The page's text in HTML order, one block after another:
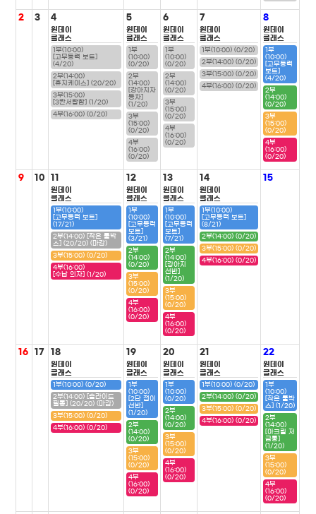
2 3 4
원데이
클래스
1부(10:00)
[고무동력 보트]
(4/20)
2부(14:00)
[휴지케이스] (20/20)
3부(15:00)
[3칸서랍함] (1/20)
4부(16:00) (0/20)
5
원데이
클래스
1부
(10:00)
(0/20)
2부
(14:00)
[강아지자
동차]
(1/20)
3부
(15:00)
(0/20)
4부
(16:00)
(0/20)
6
원데이
클래스
1부
(10:00)
(0/20)
2부
(14:00)
(0/20)
3부
(15:00)
(0/20)
4부
(16:00)
(0/20)
7
원데이
클래스
1부(10:00) (0/20)
2부(14:00) (0/20)
3부(15:00) (0/20)
4부(16:00) (0/20)
8
원데이
클래스
1부
(10:00)
[고무동력
보트]
(4/20)
2부
(14:00)
(0/20)
3부
(15:00)
(0/20)
4부
(16:00)
(0/20)
9 10 11
원데이
클래스
1부(10:00)
[고무동력 보트]
(17/21)
2부(14:00) [작은 툴박
스] (20/20) (마감)
3부(15:00) (0/20)
4부(16:00)
[수납 의자] (1/20)
12
원데이
클래스
1부
(10:00)
[고무동력
보트]
(3/21)
2부
(14:00)
(0/20)
3부
(15:00)
(0/20)
4부
(16:00)
(0/20)
13
원데이
클래스
1부
(10:00)
[고무동력
보트]
(7/21)
2부
(14:00)
[강아지
선반]
(1/20)
3부
(15:00)
(0/20)
4부
(16:00)
(0/20)
14
원데이
클래스
1부(10:00)
[고무동력 보트]
(8/21)
2부(14:00) (0/20)
3부(15:00) (0/20)
4부(16:00) (0/20)
15
16 17 18
원데이
클래스
1부(10:00) (0/20)
2부(14:00) [슬라이드
필통] (20/20) (마감)
3부(15:00) (0/20)
4부(16:00) (0/20)
19
원데이
클래스
1부
(10:00)
[2단 접이
선반]
(1/20)
2부
(14:00)
(0/20)
3부
(15:00)
(0/20)
4부
(16:00)
(0/20)
20
원데이
클래스
1부
(10:00)
(0/20)
2부
(14:00)
(0/20)
3부
(15:00)
(0/20)
4부
(16:00)
(0/20)
21
원데이
클래스
1부(10:00) (0/20)
2부(14:00) (0/20)
3부(15:00) (0/20)
4부(16:00) (0/20)
22
원데이
클래스
1부
(10:00)
[작은 툴박
스] (1/20)
2부
(14:00)
[아크릴 저
금통]
(1/20)
3부
(15:00)
(0/20)
4부
(16:00)
(0/20)